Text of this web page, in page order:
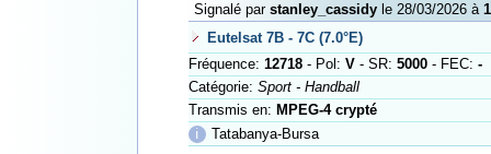
Signalé par stanley_cassidyle 28/03/2026 à
Eutelsat 7B - 7C (7.0°E)
Fréquence: 12718- Pol: V- SR: 5000- FEC: -
Catégorie: Sport - Handball
Transmis en: MPEG-4 crypté
ℹ
Tatabanya-Bursa